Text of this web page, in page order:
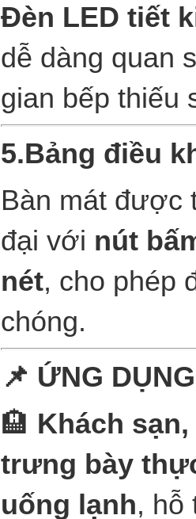
Đèn LED tiết
dễ dàng quan
gian bếp thiếu
5.Bảng điều
Bàn mát
đại với nút
nét, cho phép
chóng.
📌 ỨNG
🏨 Khách
trưng bày
uống lạnh, hỗ